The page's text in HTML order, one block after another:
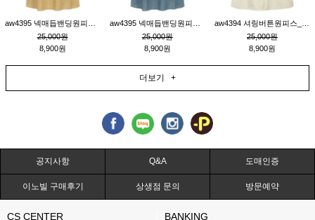
25,000원
8,900원
25,000원
8,900원
25,000원
8,900원
더보기 +
공지사항 Q&A 도매인증
이노빌 구매후기 상생점 문의 방문예약
CS CENTER BANKING